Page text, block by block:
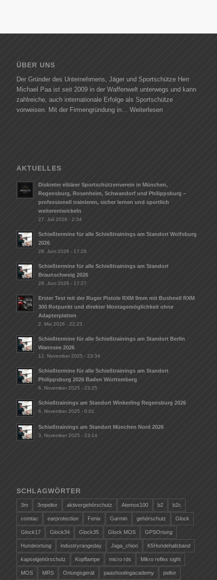
ÜBER UNS
Der Gründer des Unternehmens, Jäger und Sportschütze Herr
Michael Paa ist seit 2009 in der Waffenwelt unterwegs und kann
zahlreiche, auch internationale Erfolge als Sportschütze
vorweisen. Mit der Firmengründung in… Weiterlesen
AKTUELLES
Diskreter elitärer Sportschützenverein in München,
Regensburg, Rosenheim, Schwandorf und Philippsburg –
professionell trainieren, sicher lernen und sportlich
weiterentwickeln
27. Juli 2026 - 2:34
Schießtermine für alle Schießtrainings am Standort Wolfsburg
2026
29. Juni 2026 - 17:28
Schießtermine für alle Schießtrainings am Standort
Braunschweig 2026
29. Juni 2026 - 17:27
Erster Test mit der Ruger Pistole RXM 9mm mit Bushnell RXM
300 Rotpunkt und direkter Montagemöglichkeit ohne
Adapterplatten
2. Mai 2026 - 22:23
Schießtermine für alle Schießtrainings am Standort Berlin
Wannsee 2026
12. November 2025 - 23:34
Schießtermine für alle Schießtrainings am Standort
Philippsburg 2026 Baden Württemberg
6. November 2025 - 23:25
Schießtrainings am Standort Winkerling Regensburg 2026
6. November 2025 - 0:01
Schießtrainings am Standort München Nord 2026
3. November 2025 - 23:14
SCHLAGWÖRTER
3m 3mpeltor aktivergehörschutz Atemos100 b2 b2c
comtac earprotection Fenix Garmin gehörschutz Glock
Glock17 Glock34 Glock35 Glock MOS GPSOrtung
Hundeortung industryrangeday Jaga_chioo K5Hundehalsband
kapselgehörschutz Kopflampe micro rds Mikro reflex sight
MOS MRS Ortungsgerät paashootingacademy peltor